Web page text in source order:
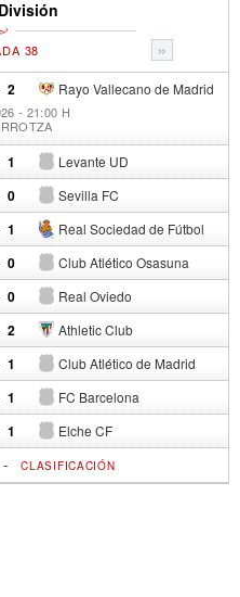
»
38
Rayo Vallecano de Madrid
2
- 21:00 H
Levante UD
1
Sevilla FC
0
Real Sociedad de Fútbol
1
Club Atlético Osasuna
0
Real Oviedo
0
Athletic Club
2
Club Atlético de Madrid
1
FC Barcelona
1
Elche CF
1
-CLASIFICACIÓN